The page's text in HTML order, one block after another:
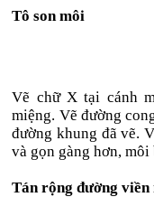
Tô son môi
Vẽ chữ X tại cánh
miệng. Vẽ đường
đường khung đã vẽ.
và gọn gàng hơn,
Tán rộng đường viền